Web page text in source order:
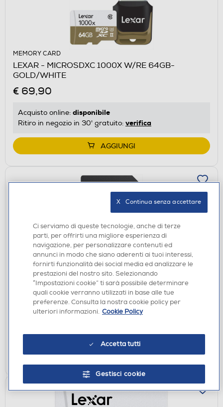
MEMORY CARD
LEXAR - MICROSDXC 1000X W/RE 64GB-
GOLD/WHITE
€ 69,90
Acquisto online: disponibile
Ritiro in negozio in 30' gratuito: verifica
AGGIUNGI
MEMORY CARD
LEXAR - 256GB PRO 1066X SDXC UHS-I V30-
Black
€ 79,90
Ritiro in negozio in 30' gratuito:verifica
AGGIUNGI
Ci serviamo di queste tecnologie, anche di terze
parti, per offrirti una migliore esperienza di
navigazione, per personalizzare contenuti ed
annunci in modo che siano aderenti ai tuoi interessi,
fornirti funzionalità dei social media ed analizzare le
prestazioni del nostro sito. Selezionando
“Impostazioni cookie” ti sarà possibile determinare
quali cookie verranno utilizzati in base alle tue
preferenze. Consulta la nostra cookie policy per
ulteriori informazioni. Cookie Policy
Accetta tutti
Gestisci cookie
X   Continua senza accettare